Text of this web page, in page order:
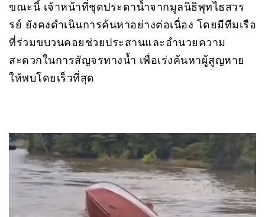
ขณะนี้ เจ้าหน้าที่ชุดประดาน้ำจากมูลนิธิพุทไธสวร
รย์ ยังคงดำเนินการค้นหาอย่างต่อเนื่อง โดยมีทีมเรือ
ที่ร่วมขบวนคอยช่วยประสานและอำนวยความ
สะดวกในการสัญจรทางน้ำ เพื่อเร่งค้นหาผู้สูญหาย
ให้พบโดยเร็วที่สุด